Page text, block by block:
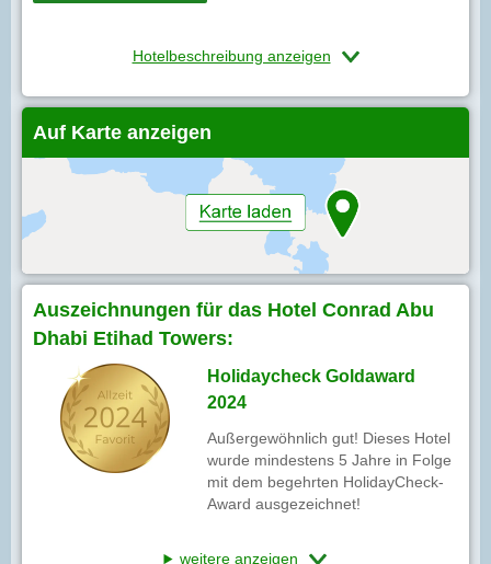
Hotelbeschreibung anzeigen
Auf Karte anzeigen
Auszeichnungen für das Hotel Conrad Abu
Dhabi Etihad Towers:
Holidaycheck Goldaward
2024
Außergewöhnlich gut! Dieses Hotel
wurde mindestens 5 Jahre in Folge
mit dem begehrten HolidayCheck-
Award ausgezeichnet!
weitere anzeigen